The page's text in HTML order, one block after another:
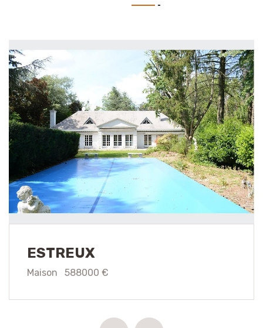
ESTREUX
Maison 588000 €